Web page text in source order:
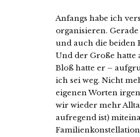
Anfangs habe ich
organisieren.
und auch die
Und der Große hatte
Bloß hatte er –
ich sei weg. Nicht
eigenen Worten
wir wieder mehr
aufregend ist)